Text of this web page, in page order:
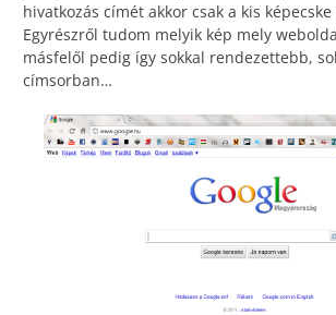
hivatkozás címét akkor csak a kis
Egyrészről tudom melyik kép mely
másfelől pedig így sokkal rendezettebb,
címsorban…